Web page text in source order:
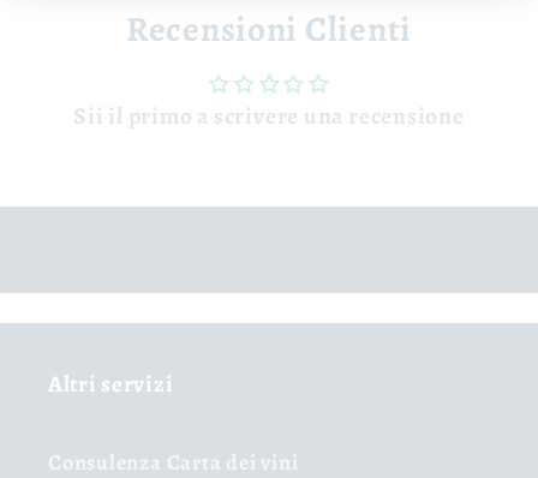
Recensioni Clienti
Sii il primo a scrivere una recensione
Altri servizi
Consulenza Carta dei vini